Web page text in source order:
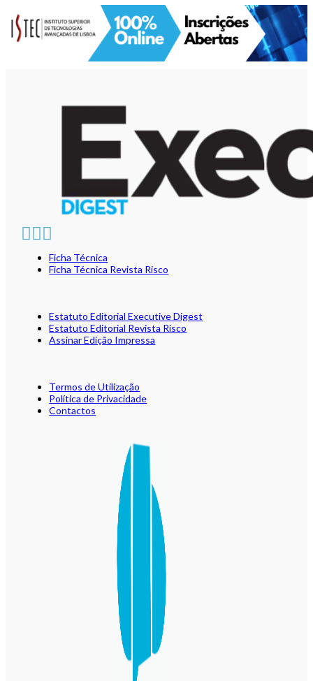
Ficha Técnica
Ficha Técnica Revista Risco
Estatuto Editorial Executive Digest
Estatuto Editorial Revista Risco
Assinar Edição Impressa
Termos de Utilização
Política de Privacidade
Contactos